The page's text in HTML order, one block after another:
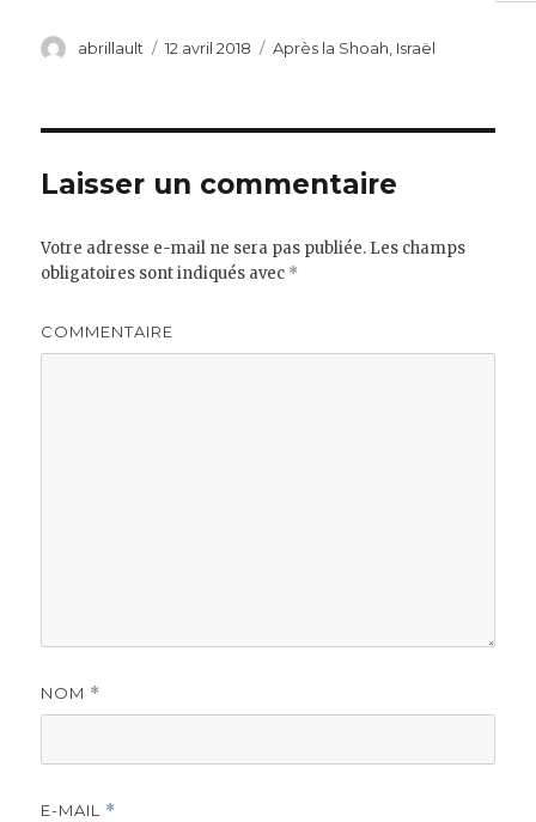
Auteur
abrillault
Publié
12 avril 2018 Catégories
Après la Shoah Israël
Laisser un commentaire
Votre adresse e-mail ne sera pas publiée. Les champs
obligatoires sont indiqués avec *
COMMENTAIRE
NOM *
E-MAIL *